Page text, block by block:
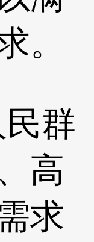
。
群
高
求